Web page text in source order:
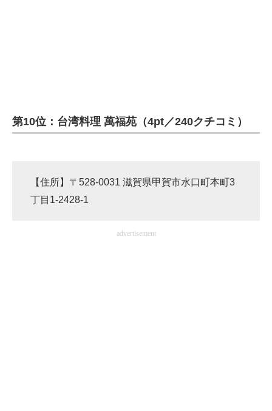
第10位：台湾料理 萬福苑（4pt／240クチコミ）
【住所】〒528-0031 滋賀県甲賀市水口町本町3
丁目1-2428-1
advertisement